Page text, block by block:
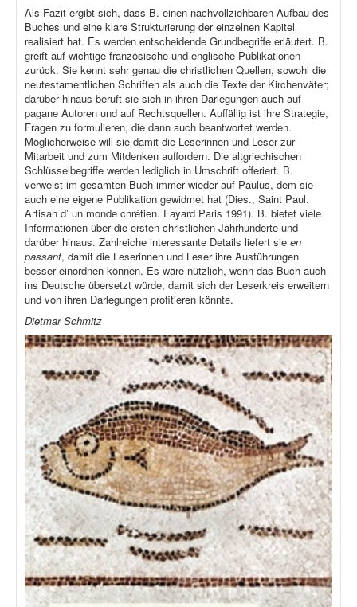
Als Fazit ergibt sich, dass B. einen nachvollziehbaren Aufbau des
Buches und eine klare Strukturierung der einzelnen Kapitel
realisiert hat. Es werden entscheidende Grundbegriffe erläutert. B.
greift auf wichtige französische und englische Publikationen
zurück. Sie kennt sehr genau die christlichen Quellen, sowohl die
neutestamentlichen Schriften als auch die Texte der Kirchenväter;
darüber hinaus beruft sie sich in ihren Darlegungen auch auf
pagane Autoren und auf Rechtsquellen. Auffällig ist ihre Strategie,
Fragen zu formulieren, die dann auch beantwortet werden.
Möglicherweise will sie damit die Leserinnen und Leser zur
Mitarbeit und zum Mitdenken auffordern. Die altgriechischen
Schlüsselbegriffe werden lediglich in Umschrift offeriert. B.
verweist im gesamten Buch immer wieder auf Paulus, dem sie
auch eine eigene Publikation gewidmet hat (Dies., Saint Paul.
Artisan d’ un monde chrétien. Fayard Paris 1991). B. bietet viele
Informationen über die ersten christlichen Jahrhunderte und
darüber hinaus. Zahlreiche interessante Details liefert sie en
passant, damit die Leserinnen und Leser ihre Ausführungen
besser einordnen können. Es wäre nützlich, wenn das Buch auch
ins Deutsche übersetzt würde, damit sich der Leserkreis erweitern
und von ihren Darlegungen profitieren könnte.
Dietmar Schmitz